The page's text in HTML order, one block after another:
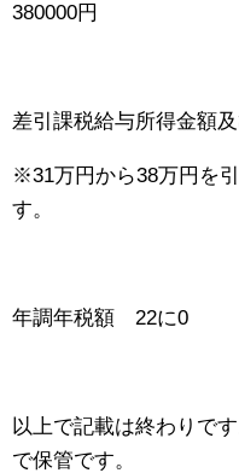
380000円
差引課税給与所得金額
※31万円から38万円を
す。
年調年税額 22に0
以上で記載は終わりで
で保管です。